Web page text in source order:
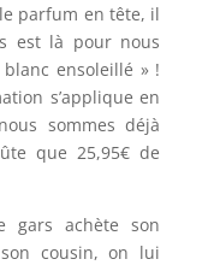
parfum en tête, il
est là pour nous
blanc ensoleillé » !
s’applique en
sommes déjà
que 25,95€ de
gars achète son
cousin, on lui